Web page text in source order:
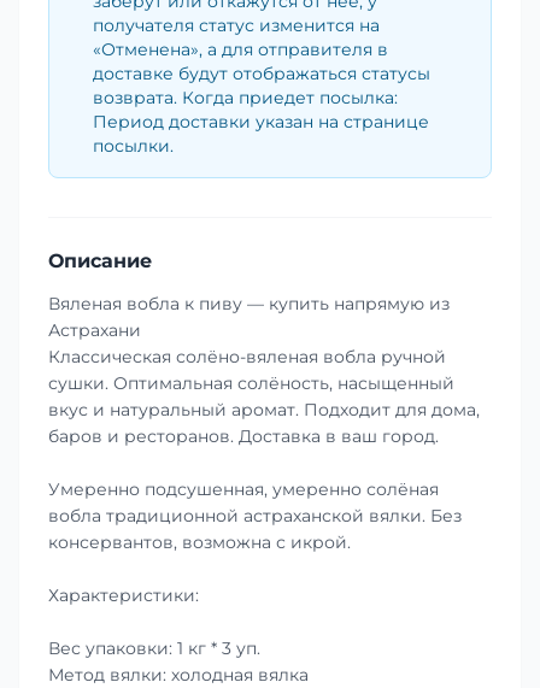
получателя статус изменится на
«Отменена», а для отправителя в
доставке будут отображаться статусы
возврата. Когда приедет посылка:
Период доставки указан на странице
посылки.
Описание
Вяленая вобла к пиву — купить напрямую из
Астрахани
Классическая солёно-вяленая вобла ручной
сушки. Оптимальная солёность, насыщенный
вкус и натуральный аромат. Подходит для дома,
баров и ресторанов. Доставка в ваш город.
Умеренно подсушенная, умеренно солёная
вобла традиционной астраханской вялки. Без
консервантов, возможна с икрой.
Характеристики:
Вес упаковки: 1 кг * 3 уп.
Метод вялки: холодная вялка